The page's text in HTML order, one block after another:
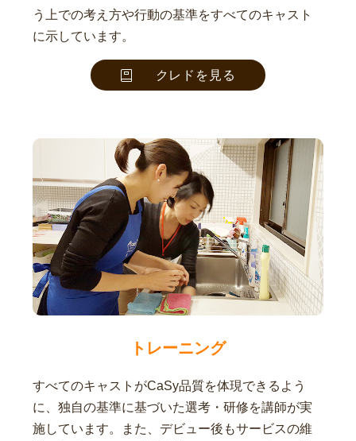
う上での考え方や行動の基準をすべてのキャスト
に示しています。
クレドを見る
トレーニング
すべてのキャストがCaSy品質を体現できるよう
に、独自の基準に基づいた選考・研修を講師が実
施しています。また、デビュー後もサービスの維